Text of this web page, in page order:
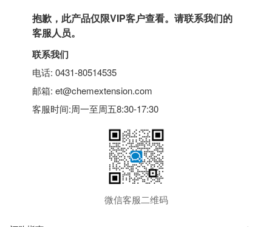
抱歉，此产品仅限VIP客户查看。请联系我们的
客服人员。
联系我们
电话: 0431-80514535
邮箱: et@chemextension.com
客服时间:周一至周五8:30-17:30
微信客服二维码